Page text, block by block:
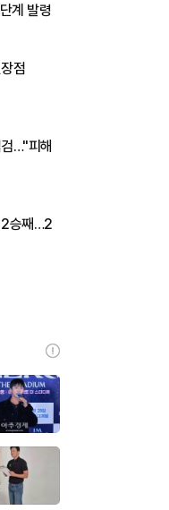
계 발령
점
…"피해
2승째…2